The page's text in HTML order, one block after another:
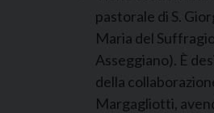
pastorale di S.
Maria del
Asseggiano). È
della
Margagliotti,